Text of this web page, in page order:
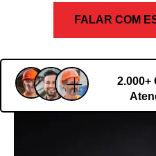
FALAR COM
2.000+